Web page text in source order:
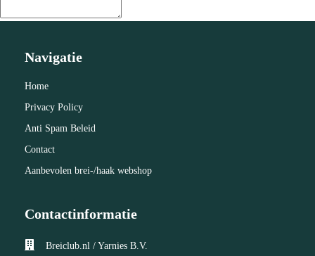
Navigatie
Home
Privacy Policy
Anti Spam Beleid
Contact
Aanbevolen brei-/haak webshop
Contactinformatie
Breiclub.nl / Yarnies B.V.